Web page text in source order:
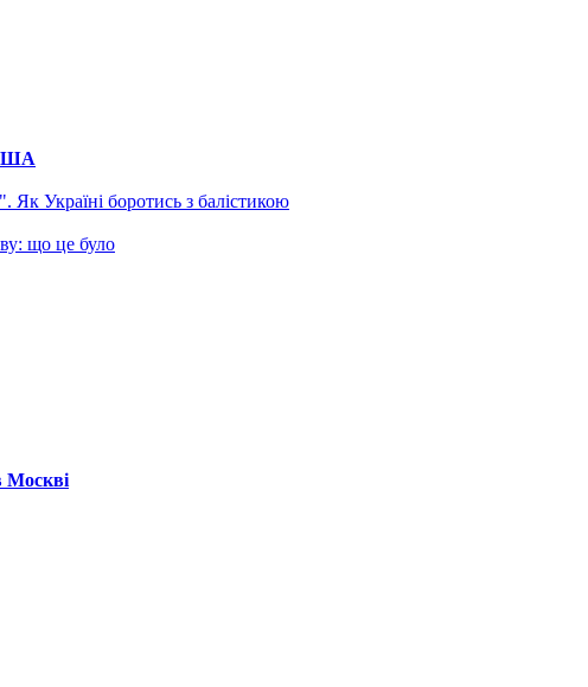
Україні боротись з балістикою
що це було
Москві